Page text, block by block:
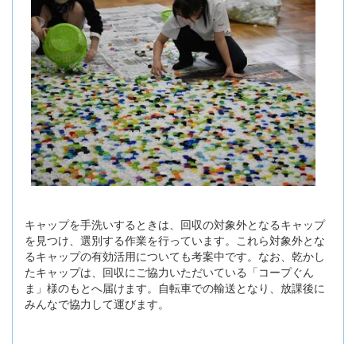
キャップを手洗いするときは、回収の対象外となるキャップ
を見つけ、選別する作業を行っています。これら対象外とな
るキャップの有効活用についても考案中です。なお、乾かし
たキャップは、回収にご協力いただいている「コープぐん
ま」様のもとへ届けます。自転車での輸送となり、放課後に
みんなで協力して運びます。